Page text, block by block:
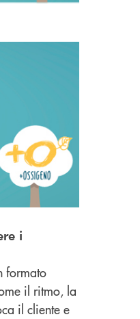
i
formato
il ritmo, la
il cliente e